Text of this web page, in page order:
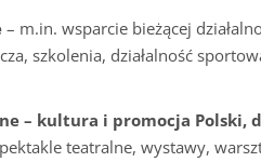
– m.in. wsparcie bieżącej
szkolenia, działalność
– kultura i promocja Polski,
teatralne, wystawy,